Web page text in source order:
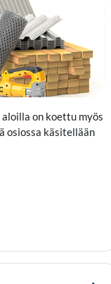
on koettu myös
osiossa käsitellään